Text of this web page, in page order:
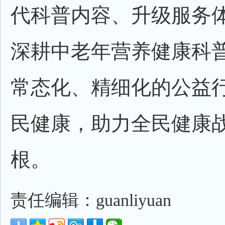
代科普内容、升级服务
深耕中老年营养健康科
常态化、精细化的公益
民健康，助力全民健康
根。
责任编辑：guanliyuan